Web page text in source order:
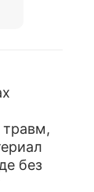
травм,
без